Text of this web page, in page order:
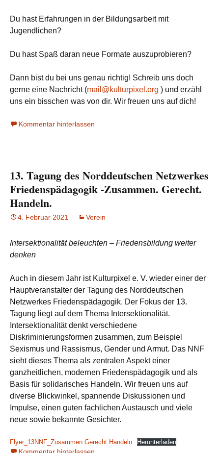
Du hast Erfahrungen in der Bildungsarbeit mit
Jugendlichen?
Du hast Spaß daran neue Formate auszuprobieren?
Dann bist du bei uns genau richtig! Schreib uns doch
gerne eine Nachricht (mail@kulturpixel.org ) und erzähl
uns ein bisschen was von dir. Wir freuen uns auf dich!
Kommentar hinterlassen
13. Tagung des Norddeutschen Netzwerkes
Friedenspädagogik -Zusammen. Gerecht.
Handeln.
4. Februar 2021 Verein
Intersektionalität beleuchten – Friedensbildung weiter
denken
Auch in diesem Jahr ist Kulturpixel e. V. wieder einer der
Hauptveranstalter der Tagung des Norddeutschen
Netzwerkes Friedenspädagogik. Der Fokus der 13.
Tagung liegt auf dem Thema Intersektionalität.
Intersektionalität denkt verschiedene
Diskriminierungsformen zusammen, zum Beispiel
Sexismus und Rassismus, Gender und Armut. Das NNF
sieht dieses Thema als zentralen Aspekt einer
ganzheitlichen, modernen Friedenspädagogik und als
Basis für solidarisches Handeln. Wir freuen uns auf
diverse Blickwinkel, spannende Diskussionen und
Impulse, einen guten fachlichen Austausch und viele
neue sowie bekannte Gesichter.
Flyer_13NNF_Zusammen.Gerecht.Handeln Herunterladen